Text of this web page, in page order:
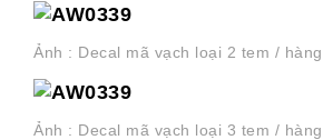
Ảnh : Decal mã vạch loại 2 tem / hàng
Ảnh : Decal mã vạch loại 3 tem / hàng